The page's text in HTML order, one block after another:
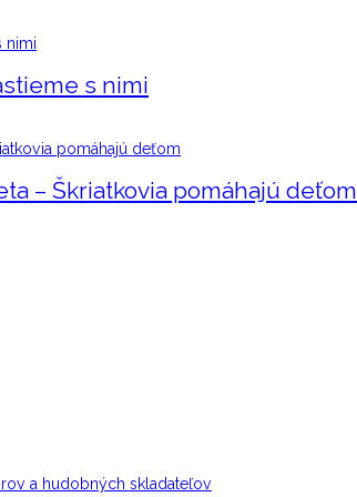
s nimi
– Škriatkovia pomáhajú deťom
a hudobných skladateľov